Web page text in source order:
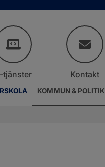
KOMMUN & POLITIK
tjänster Kontakt